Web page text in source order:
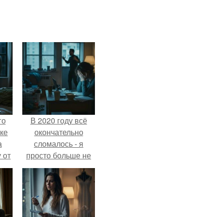
от
В 2020 году всё
окончательно
сломалось - я
просто больше не
тянула всё одна.